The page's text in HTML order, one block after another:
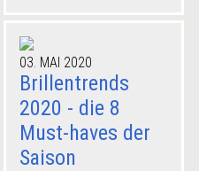
03. MAI 2020
Brillentrends
2020 - die 8
Must-haves der
Saison